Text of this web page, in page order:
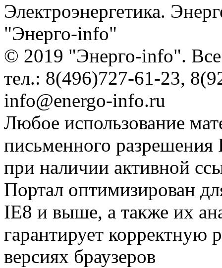
Электроэнергетика.
"Энерго-info"
© 2019 "Энерго-info".
тел.: 8(496)727-61-23,
info@energo-info.ru
Любое использование
письменного разрешения
при наличии активной
Портал оптимизирован
IE8 и выше, а также их
гарантирует корректную
версиях браузеров